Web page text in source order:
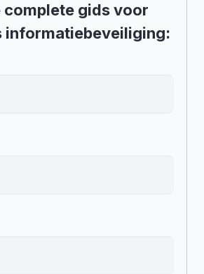
complete gids voor
informatiebeveiliging: